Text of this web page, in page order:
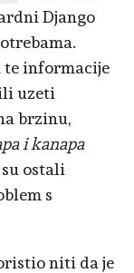
Django
te informacije
uzeti
brzinu,
i kanapa
ostali
s
niti da je